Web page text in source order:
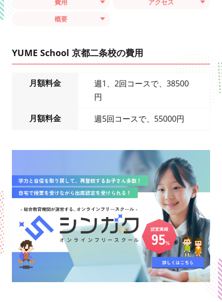
費用
アクセス
概要
YUME School 京都二条校の費用
月額料金
週1、2回コースで、38500
円
月額料金
週5回コースで、55000円